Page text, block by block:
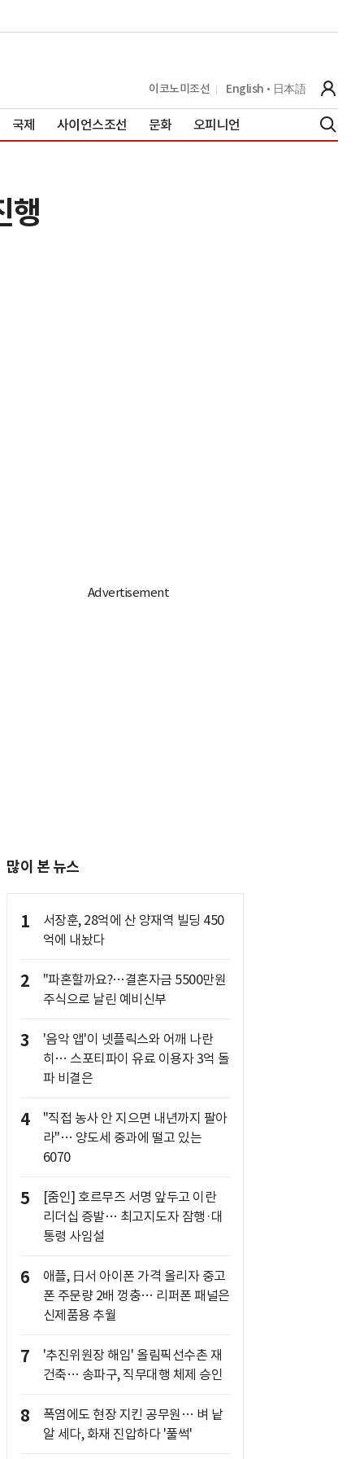
이코노미조선 English 日本語
국제 사이언스조선 문화 오피니언
행
많이 본 뉴스
1
서장훈, 28억에 산 양재역 빌딩 450
억에 내놨다
2
"파혼할까요?…결혼자금 5500만원
주식으로 날린 예비신부
3
'음악 앱'이 넷플릭스와 어깨 나란
히… 스포티파이 유료 이용자 3억 돌
파 비결은
4
"직접 농사 안 지으면 내년까지 팔아
라"… 양도세 중과에 떨고 있는
6070
5
[줌인] 호르무즈 서명 앞두고 이란
리더십 증발… 최고지도자 잠행·대
통령 사임설
6
애플, 日서 아이폰 가격 올리자 중고
폰 주문량 2배 껑충… 리퍼폰 패널은
신제품용 추월
7
'추진위원장 해임' 올림픽선수촌 재
건축… 송파구, 직무대행 체제 승인
8
폭염에도 현장 지킨 공무원… 벼 낱
알 세다, 화재 진압하다 '풀썩'